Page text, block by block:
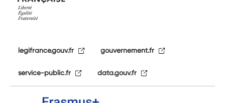
legifrance.gouv.fr gouvernement.fr
service-public.fr data.gouv.fr